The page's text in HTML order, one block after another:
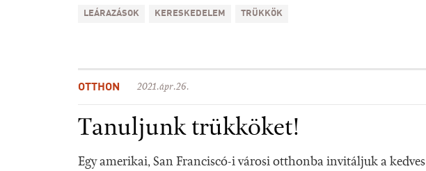
LEÁRAZÁSOK KERESKEDELEM TRÜKKÖK
OTTHON 2021.ápr.26.
Tanuljunk trükköket!
Egy amerikai, San Franciscó-i városi otthonba invitáljuk a kedves